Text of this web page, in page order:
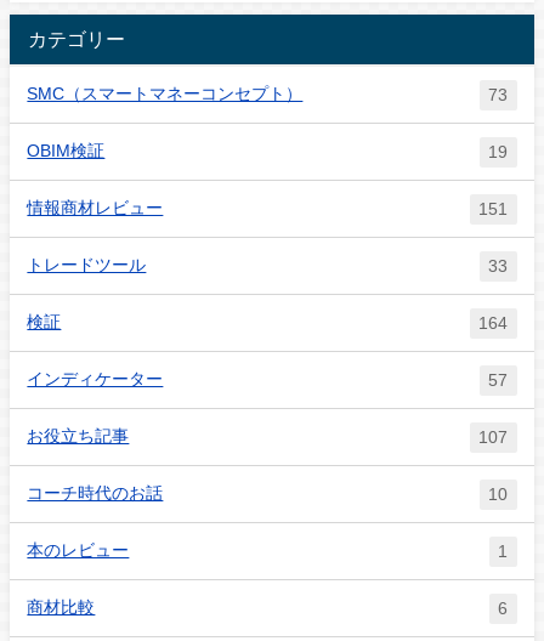
カテゴリー
SMC（スマートマネーコンセプト） 73
OBIM検証 19
情報商材レビュー 151
トレードツール 33
検証 164
インディケーター 57
お役立ち記事 107
コーチ時代のお話 10
本のレビュー 1
商材比較 6